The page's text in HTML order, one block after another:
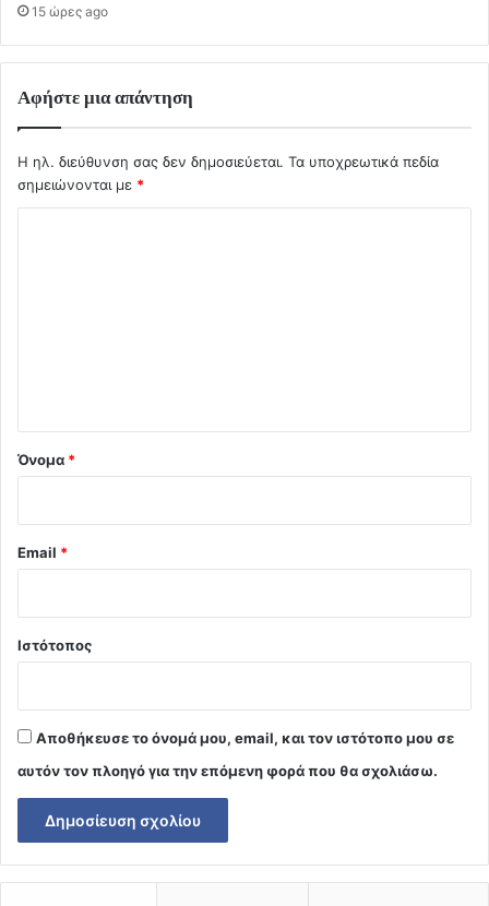
15 ώρες ago
Αφήστε μια απάντηση
Η ηλ. διεύθυνση σας δεν δημοσιεύεται. Τα υποχρεωτικά πεδία
σημειώνονται με *
Όνομα *
Email *
Ιστότοπος
Αποθήκευσε το όνομά μου, email, και τον ιστότοπο μου σε
αυτόν τον πλοηγό για την επόμενη φορά που θα σχολιάσω.